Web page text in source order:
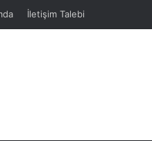
İletişim Talebi